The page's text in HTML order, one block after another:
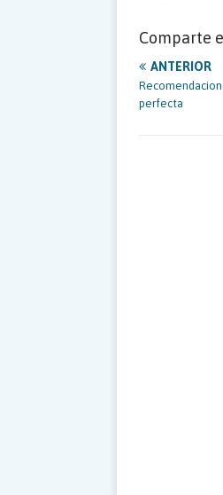
Comparte
ANTERIOR
perfecta